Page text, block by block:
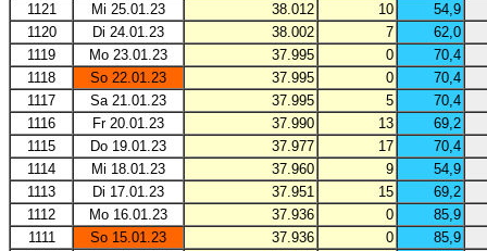
1121
Mi 25.01.23 38.012 10
54,9
1120
Di 24.01.23 38.002 7
62,0
1119
Mo 23.01.23 37.995 0
70,4
1118
So 22.01.23 37.995 0
70,4
1117
Sa 21.01.23 37.995 5
70,4
1116
Fr 20.01.23 37.990 13
69,2
1115
Do 19.01.23 37.977 17
70,4
1114
Mi 18.01.23 37.960 9
54,9
1113
Di 17.01.23 37.951 15
69,2
1112
Mo 16.01.23 37.936 0
85,9
1111
So 15.01.23 37.936 0
85,9